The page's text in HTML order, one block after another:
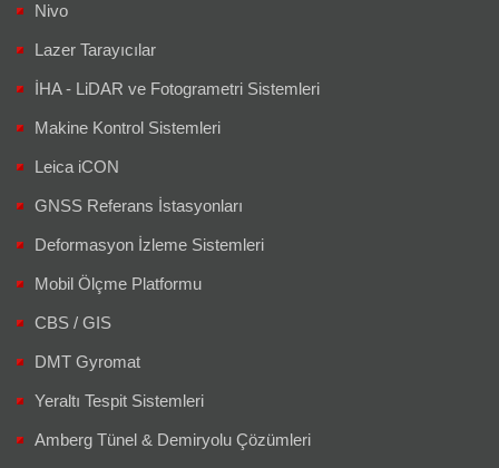
Nivo
Lazer Tarayıcılar
İHA - LiDAR ve Fotogrametri Sistemleri
Makine Kontrol Sistemleri
Leica iCON
GNSS Referans İstasyonları
Deformasyon İzleme Sistemleri
Mobil Ölçme Platformu
CBS / GIS
DMT Gyromat
Yeraltı Tespit Sistemleri
Amberg Tünel & Demiryolu Çözümleri